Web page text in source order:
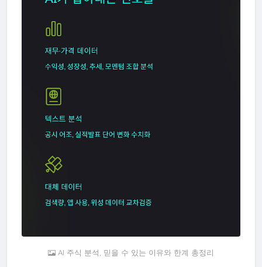
AI 주식 분석, 믿을 수 있는 이유와 한계 총정리